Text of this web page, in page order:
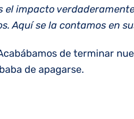
impacto
Aquí se la contamos en
de terminar
de apagarse.